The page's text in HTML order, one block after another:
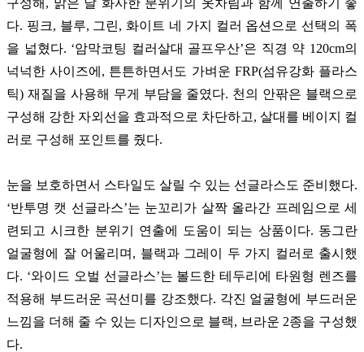
다. 핑크, 블루, 그린, 화이트 네 가지 컬러 옵션으로 선택의 폭
을 넓혔다. ‘암막코팅 컬러살대 골프우산’은 직경 약 120cm의
넉넉한 사이즈에 , 튼튼하면서도 가벼운 FRP(섬유강화 플라스
틱) 재질을 사용해 무게 부담을 줄였다. 천의 안팎은 블랙으로
구성해 강한 자외선을 효과적으로 차단하고, 살대를 베이지 컬
러로 구성해 포인트를 줬다.
눈을 보호하면서 스타일도 살릴 수 있는 선글라스도 준비했다.
‘반투명 캣 선글라스’는 눈꼬리가 살짝 올라간 프레임으로 세
련되고 시크한 분위기 연출에 도움이 되는 상품이다. 동그란
얼굴형에 잘 어울리며 , 블랙과 그레이 두 가지 컬러로 출시했
다. ‘와이드 오벌 선글라스’는 볼드한 테두리에 타원형 렌즈를
적용해 부드러운 곡선미를 강조했다. 각진 얼굴형에 부드러운
느낌을 더해 줄 수 있는 디자인으로 블랙, 브라운 2종을 구성했
다.